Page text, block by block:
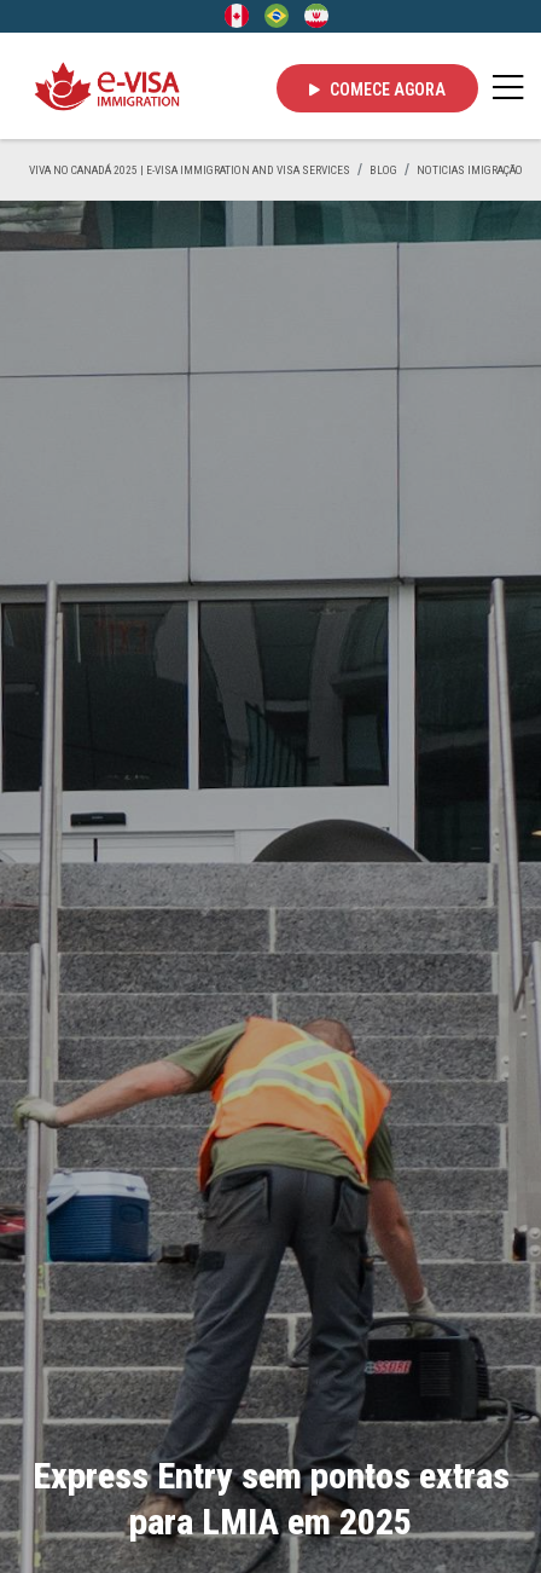
COMECE AGORA
VIVA NO CANADÁ 2025 | E-VISA IMMIGRATION AND VISA SERVICES BLOG NOTICIAS IMIGRAÇÃO
Express Entry sem pontos extras
para LMIA em 2025